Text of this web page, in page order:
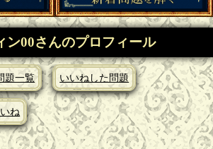
ン00さんのプロフィール
題一覧 いいねした問題
ね